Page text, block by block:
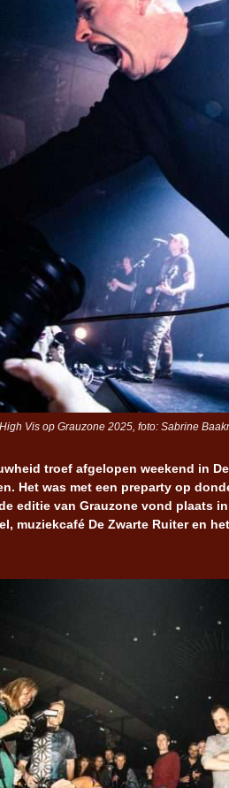
High Vis op Grauzone 2025, foto: Sabrine
troef afgelopen weekend in
Het was met een preparty op
editie van Grauzone vond plaats
muziekcafé De Zwarte Ruiter en